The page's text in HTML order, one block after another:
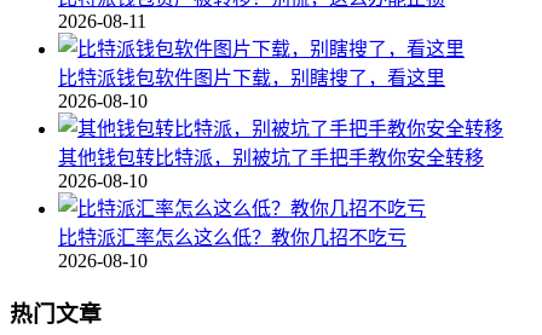
2026-08-11
比特派钱包软件图片下载，别瞎搜了，看这里
2026-08-10
其他钱包转比特派，别被坑了手把手教你安全转移
2026-08-10
比特派汇率怎么这么低？教你几招不吃亏
2026-08-10
热门文章